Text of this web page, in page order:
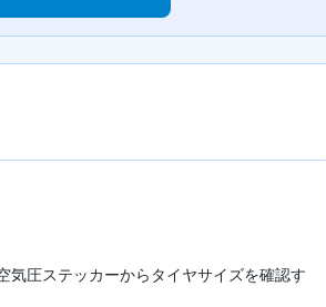
気圧ステッカーからタイヤサイズを確認す